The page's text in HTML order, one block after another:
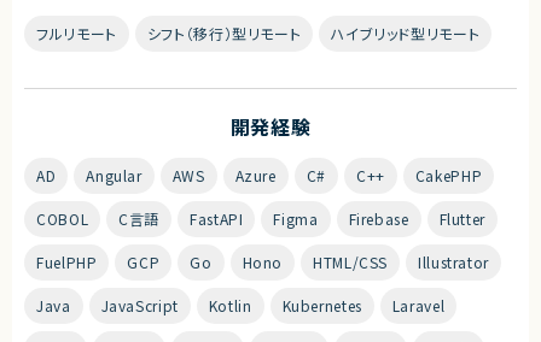
フルリモート シフト（移行）型リモート ハイブリッド型リモート
開発経験
AD Angular AWS Azure C# C++ CakePHP
COBOL C言語 FastAPI Figma Firebase Flutter
FuelPHP GCP Go Hono HTML/CSS Illustrator
Java JavaScript Kotlin Kubernetes Laravel